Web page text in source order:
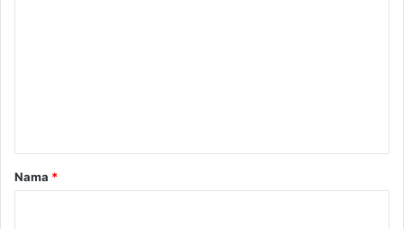
rNama *